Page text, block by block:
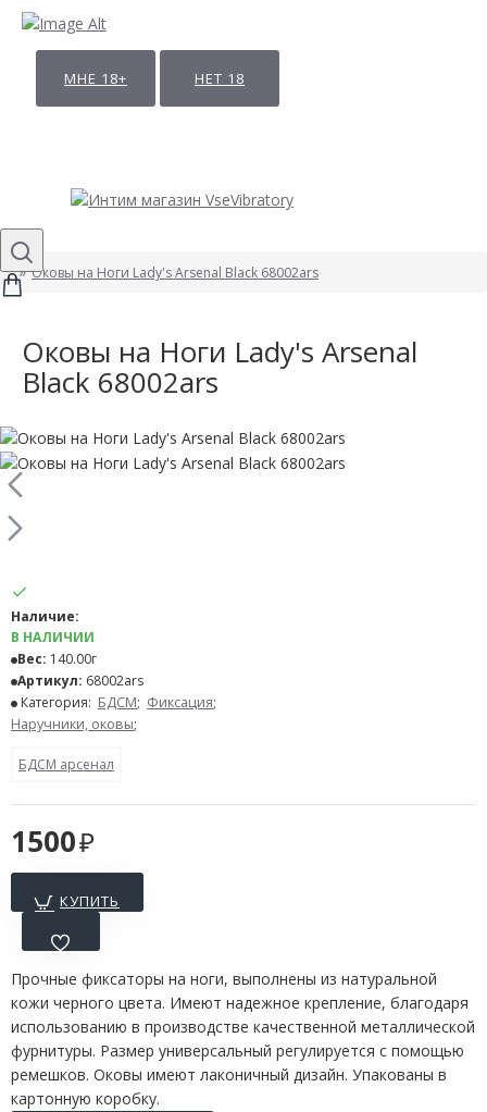
МНЕ 18+ НЕТ 18
Оковы на Ноги Lady's Arsenal Black 68002ars
Оковы на Ноги Lady's Arsenal
Black 68002ars
1500
Наличие:
В НАЛИЧИИ
Вес: 140.00г
Артикул: 68002ars
Категория: БДСМ; Фиксация;
Наручники, оковы;
БДСМ арсенал
КУПИТЬ
Прочные фиксаторы на ноги, выполнены из натуральной
кожи черного цвета. Имеют надежное крепление, благодаря
использованию в производстве качественной металлической
фурнитуры. Размер универсальный регулируется с помощью
ремешков. Оковы имеют лаконичный дизайн. Упакованы в
картонную коробку.